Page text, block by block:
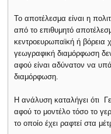
Το αποτέλεσμα είναι η
από το επιθυμητό
κεντροευρωπαϊκή ή βόρεια
γεωγραφική διαμόρφωση
αφού είναι αδύνατον να
διαμόρφωση.
Η ανάλυση καταλήγει ότι
αφού το μοντέλο τόσο το
το οποίο έχει ραφτεί στα